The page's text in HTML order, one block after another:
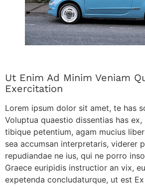
Ut Enim Ad Minim Veniam
Exercitation
Lorem ipsum dolor sit amet, te has
Voluptua quaestio dissentias has ex,
tibique petentium, agam mucius
sea accumsan interpretaris, viderer
repudiandae ne ius, qui ne porro
Graece euripidis instructior an vix,
expetenda concludaturque, ut est